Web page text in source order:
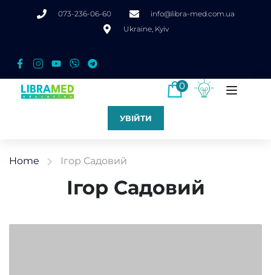
073-236-06-60
info@libra-med.com.ua
Ukraine, Kyiv
0
УВІЙТИ
Home Ігор Садовий
Ігор Садовий